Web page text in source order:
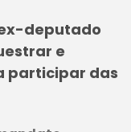
deputado
e
participar das